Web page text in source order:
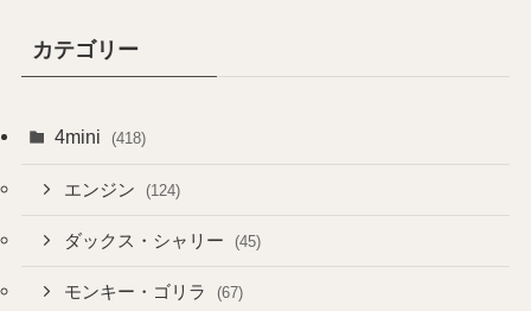
カテゴリー
4mini (418)
エンジン (124)
ダックス・シャリー (45)
モンキー・ゴリラ (67)